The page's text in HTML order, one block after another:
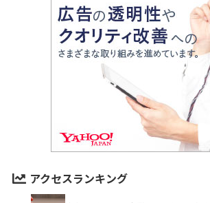
アクセスランキング